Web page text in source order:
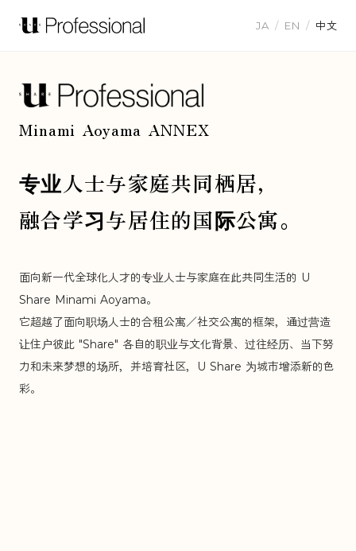
JA / EN / 中文
Minami Aoyama ANNEX
专业人士与家庭共同栖居，
融合学习与居住的国际公寓。
面向新一代全球化人才的专业人士与家庭在此共同生活的 U
Share Minami Aoyama。
它超越了面向职场人士的合租公寓／社交公寓的框架，通过营造
让住户彼此 "Share" 各自的职业与文化背景、过往经历、当下努
力和未来梦想的场所，并培育社区，U Share 为城市增添新的色
彩。